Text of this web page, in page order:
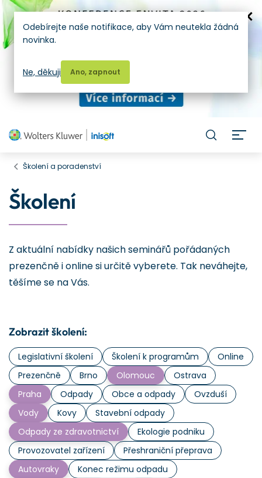
Školení a poradenství
Školení
Z aktuální nabídky našich seminářů pořádaných
prezenčně i online si určitě vyberete. Tak neváhejte,
těšíme se na Vás.
Zobrazit školení:
Legislativní školení Školení k programům
Online
Prezenčně
Brno Olomouc
Ostrava
Praha
Odpady Obce a odpady
Ovzduší
Vody
Kovy
Stavební odpady
Odpady ze zdravotnictví
Ekologie podniku
Provozovatel zařízení
Přeshraniční přeprava
Autovraky
Konec režimu odpadu
Odebírejte naše notifikace, aby Vám neutekla žádná
novinka.
Ano, zapnout
Ne, děkuji